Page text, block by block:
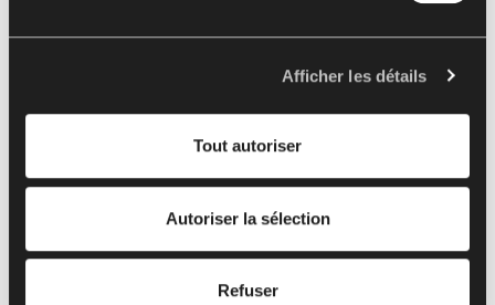
de vos données à caractère personnel est Nowy Styl sp.
z o.o. Dans certains cas, nos partenaires peuvent
d'informations sur l'utilisation des cookies par nous et
nos partenaires et le traitement de vos données
personnelles, y compris vos droits, veuillez consulter
Afficher les détails
Tout autoriser
Autoriser la sélection
Refuser
2
Nom